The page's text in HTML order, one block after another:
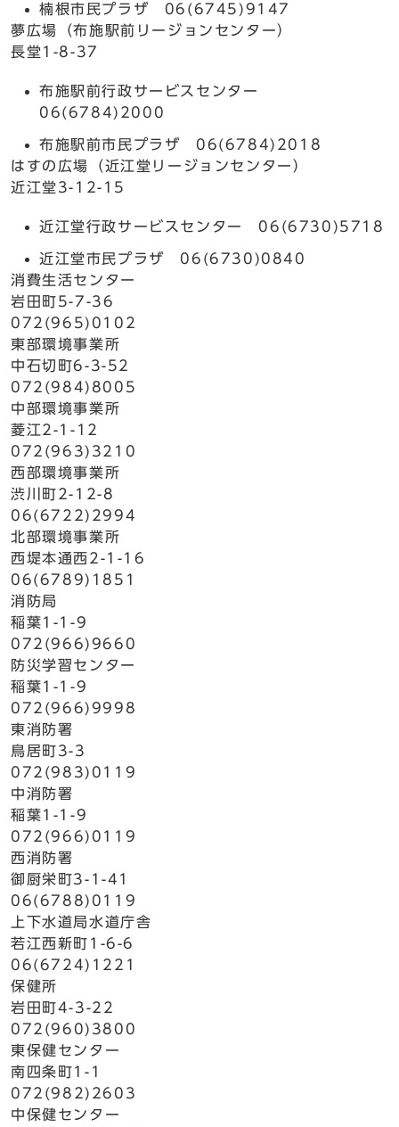
楠根市民プラザ 06(6745)9147
夢広場（布施駅前リージョンセンター）
長堂1-8-37
布施駅前行政サービスセンター
06(6784)2000
布施駅前市民プラザ 06(6784)2018
はすの広場（近江堂リージョンセンター）
近江堂3-12-15
近江堂行政サービスセンター 06(6730)5718
近江堂市民プラザ 06(6730)0840
消費生活センター
岩田町5-7-36
072(965)0102
東部環境事業所
中石切町6-3-52
072(984)8005
中部環境事業所
菱江2-1-12
072(963)3210
西部環境事業所
渋川町2-12-8
06(6722)2994
北部環境事業所
西堤本通西2-1-16
06(6789)1851
消防局
稲葉1-1-9
072(966)9660
防災学習センター
稲葉1-1-9
072(966)9998
東消防署
鳥居町3-3
072(983)0119
中消防署
稲葉1-1-9
072(966)0119
西消防署
御厨栄町3-1-41
06(6788)0119
上下水道局水道庁舎
若江西新町1-6-6
06(6724)1221
保健所
岩田町4-3-22
072(960)3800
東保健センター
南四条町1-1
072(982)2603
中保健センター